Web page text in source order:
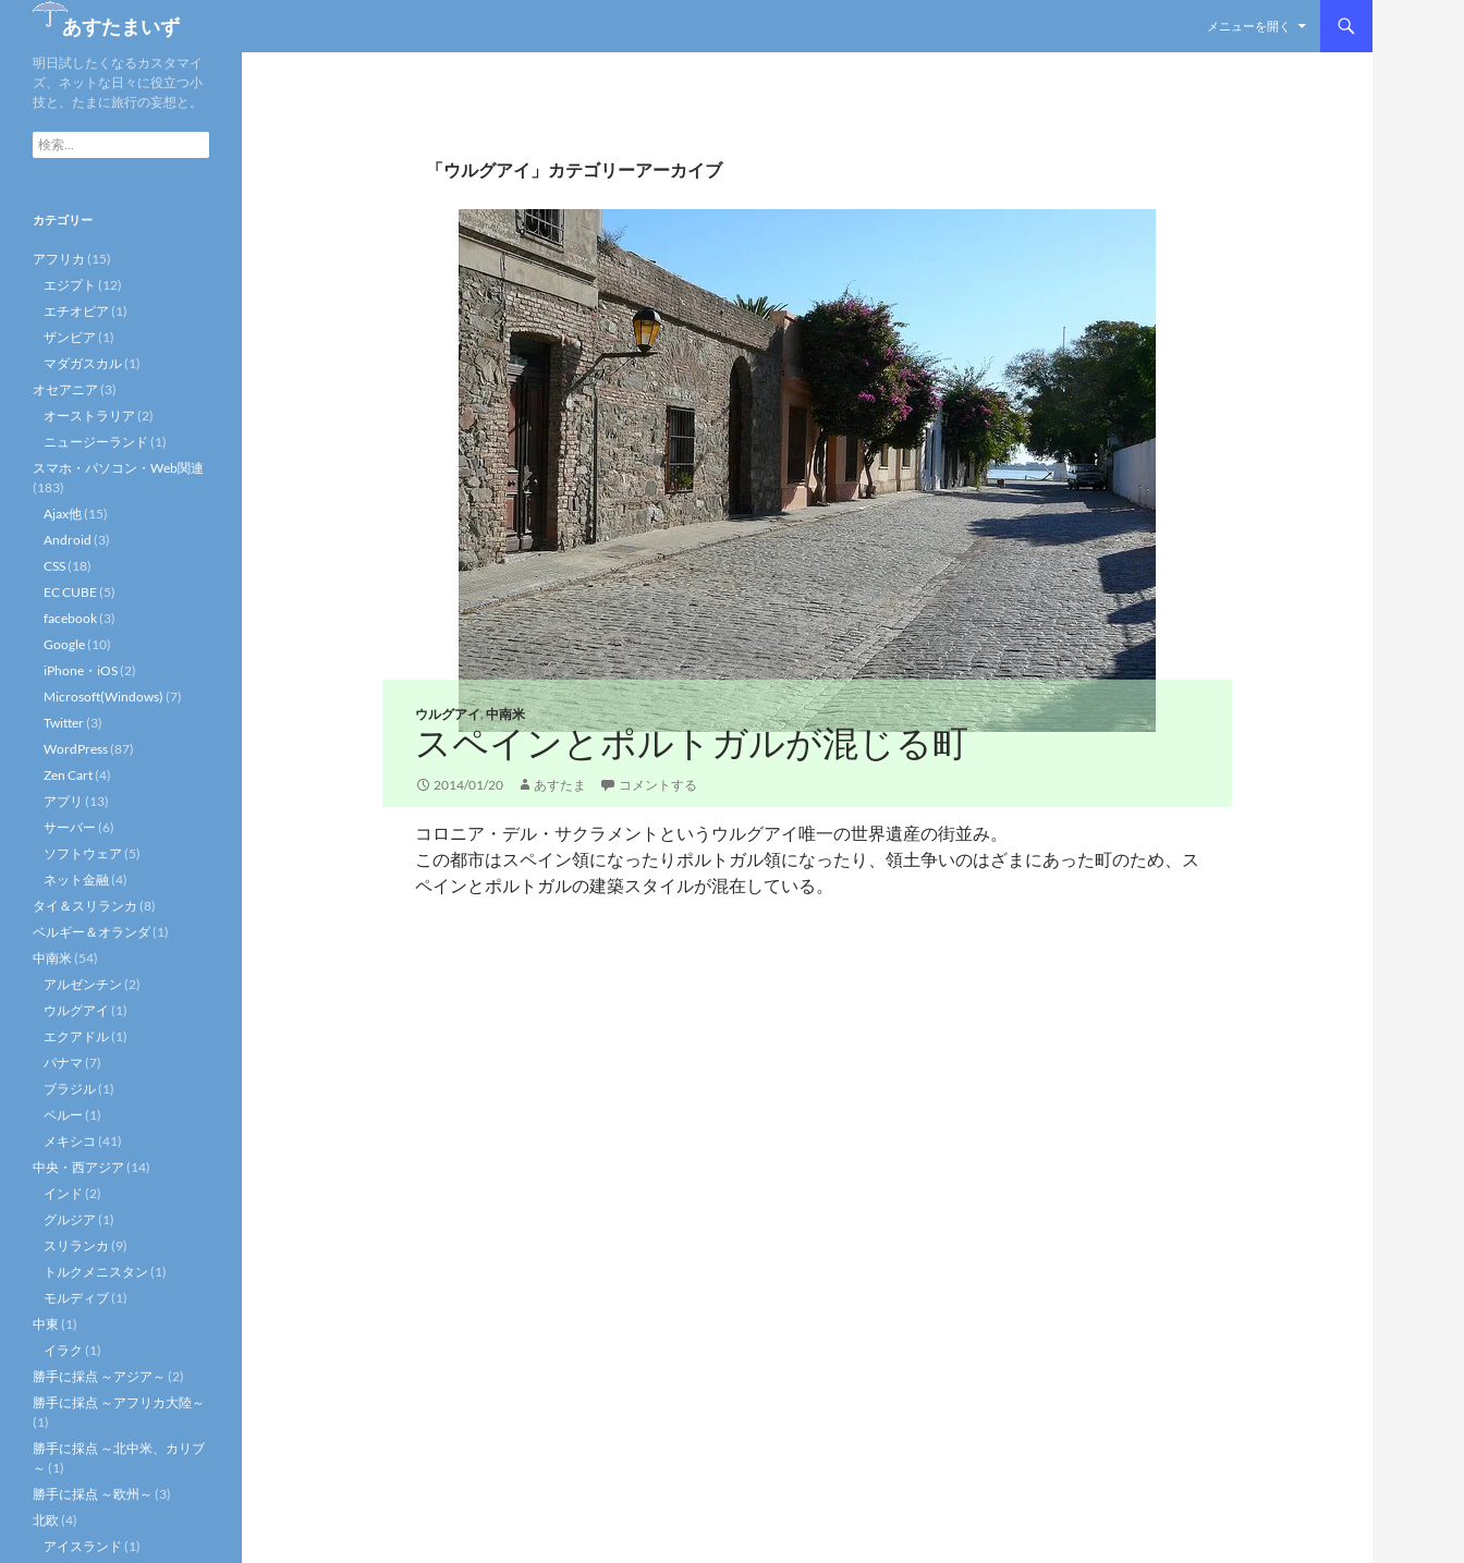
あすたまいず
メニューを開く
「ウルグアイ」カテゴリーアーカイブ
ウルグアイ,中南米
スペインとポルトガルが混じる町
2014/01/20 あすたま コメントする
コロニア・デル・サクラメントというウルグアイ唯一の世界遺産の街並み。
この都市はスペイン領になったりポルトガル領になったり、領土争いのはざまにあった町のため、ス
ペインとポルトガルの建築スタイルが混在している。
明日試したくなるカスタマイ
ズ、ネットな日々に役立つ小
技と、たまに旅行の妄想と。
検
索:
カテゴリー
アフリカ (15)
エジプト (12)
エチオピア (1)
ザンビア (1)
マダガスカル (1)
オセアニア (3)
オーストラリア (2)
ニュージーランド (1)
スマホ・パソコン・Web関連
(183)
Ajax他 (15)
Android (3)
CSS (18)
EC CUBE (5)
facebook (3)
Google (10)
iPhone・iOS (2)
Microsoft(Windows) (7)
Twitter (3)
WordPress (87)
Zen Cart (4)
アプリ (13)
サーバー (6)
ソフトウェア (5)
ネット金融 (4)
タイ＆スリランカ (8)
ベルギー＆オランダ (1)
中南米 (54)
アルゼンチン (2)
ウルグアイ (1)
エクアドル (1)
パナマ (7)
ブラジル (1)
ペルー (1)
メキシコ (41)
中央・西アジア (14)
インド (2)
グルジア (1)
スリランカ (9)
トルクメニスタン (1)
モルディブ (1)
中東 (1)
イラク (1)
勝手に採点 ～アジア～ (2)
勝手に採点 ～アフリカ大陸～
(1)
勝手に採点 ～北中米、カリブ
～ (1)
勝手に採点 ～欧州～ (3)
北欧 (4)
アイスランド (1)